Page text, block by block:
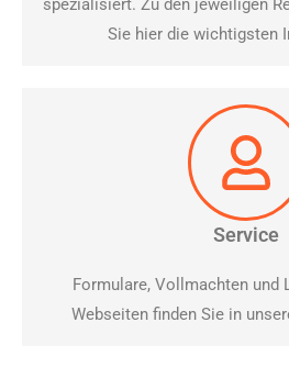
spezialisiert. Zu den jeweiligen
Sie hier die wichtigsten
Service
Formulare, Vollmachten und
Webseiten finden Sie in